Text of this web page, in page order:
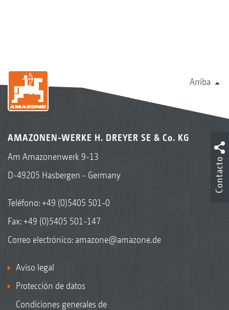
Arriba
AMAZONEN-WERKE H. DREYER SE & Co. KG
Am Amazonenwerk 9-13
D-49205 Hasbergen - Germany
Teléfono:+49 (0)5405 501-0
Fax: +49 (0)5405 501-147
Correo electrónico: amazone@amazone.de
Aviso legal
Protección de datos
Condiciones generales de
Contacto